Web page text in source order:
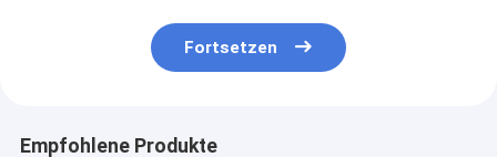
Fortsetzen
Empfohlene Produkte